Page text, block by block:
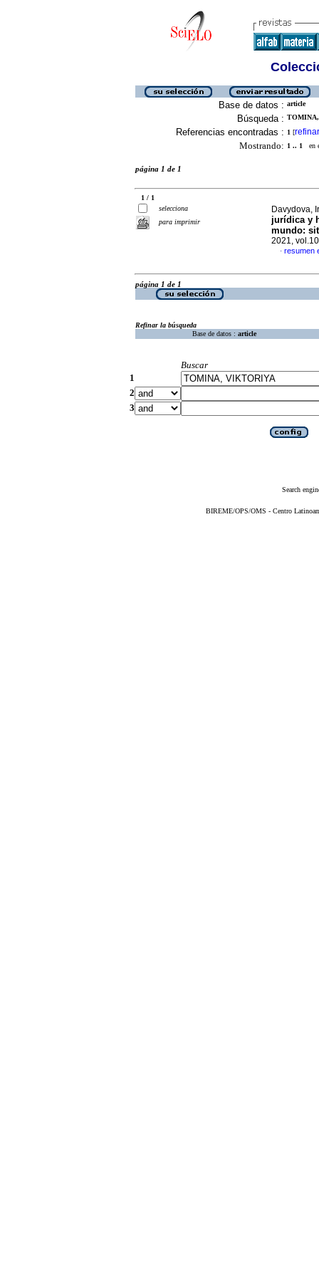
Base de datos : article
Búsqueda :
Referencias encontradas : 1 [refinar
Mostrando: 1 .. 1 en
página 1 de 1
1 / 1
selecciona
para imprimir
Davydova,
jurídica y
mundo:
2021,
· resumen
página 1 de 1
Refinar la búsqueda
Base de datos : article
Buscar
1
2
3
Search
BIREME/OPS/OMS - Centro